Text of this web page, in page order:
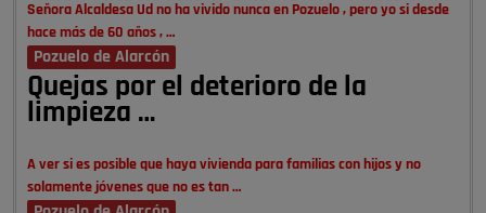
Señora Alcaldesa Ud no ha vivido nunca en Pozuelo , pero yo si desde
hace más de 60 años , …
Pozuelo de Alarcón
Quejas por el deterioro de la
limpieza …
A ver si es posible que haya vivienda para familias con hijos y no
solamente jóvenes que no es tan …